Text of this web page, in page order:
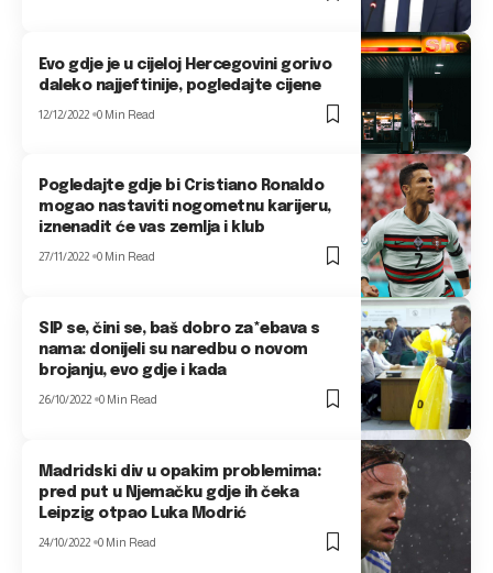
Evo gdje je u cijeloj Hercegovini gorivo
daleko najjeftinije, pogledajte cijene
12/12/2022 0 Min Read
Pogledajte gdje bi Cristiano Ronaldo
mogao nastaviti nogometnu karijeru,
iznenadit će vas zemlja i klub
27/11/2022 0 Min Read
SIP se, čini se, baš dobro za*ebava s
nama: donijeli su naredbu o novom
brojanju, evo gdje i kada
26/10/2022 0 Min Read
Madridski div u opakim problemima:
pred put u Njemačku gdje ih čeka
Leipzig otpao Luka Modrić
24/10/2022 0 Min Read